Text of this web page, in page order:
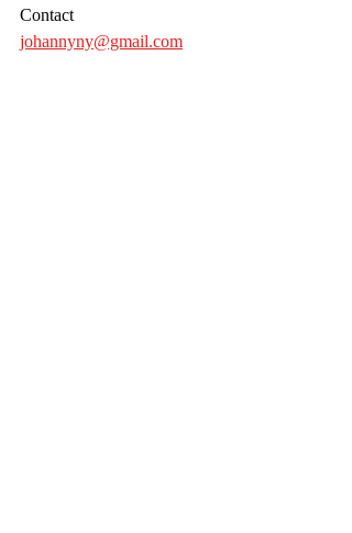
Contact
johannyny@gmail.com